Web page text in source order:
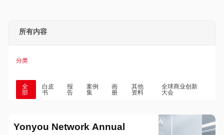
所有内容
分类
全
部
白皮
书
报
告
案例
集
画
册
其他
资料
全球商业创新
大会
Yonyou Network Annual